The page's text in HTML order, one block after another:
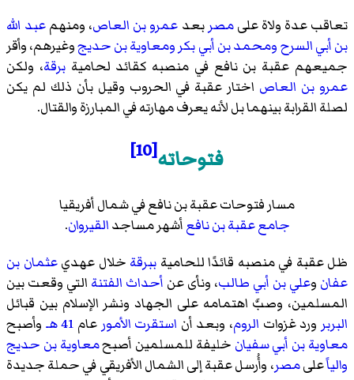
تعاقب عدة ولاة علىمصربعد عمرو بن العاص، ومنهمعبد الله
بن أبي السرحومحمد بن أبي بكرومعاوية بن حديجوغيرهم، وأقر
جميعهم عقبة بن نافع في منصبه كقائد لحاميةبرقة، ولكن
عمرو بن العاص اختار عقبة في الحروب وقيل بأن ذلك لم يكن
لصلة القرابة بينهما بل لأنه يعرف مهارته في المبارزة والقتال.
فتوحاته[10]
مسار فتوحات عقبة بن نافع في شمال أفريقيا
جامع عقبة بن نافعأشهر مساجدالقيروان.
ظل عقبة في منصبه قائدًا للحامية ببرقة خلال عهديعثمان بن
عفان وعلي بن أبي طالب، ونأى عن أحداث الفتنة التي وقعت بين
المسلمين، وصبَّ اهتمامه على الجهاد ونشر الإسلام بين قبائل
البربر ورد غزوات الروم، وبعد أن استقرت الأمور عام 41 هـ
وأصبح
معاوية بن أبي سفيان خليفة للمسلمين أصبحمعاوية بن حديج
والياًعلىمصر، وأُرسل عقبة إلى الشمال الأفريقي في حملة جديدة